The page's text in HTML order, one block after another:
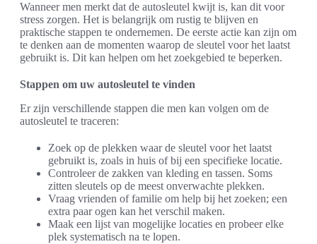
Wanneer men merkt dat de autosleutel kwijt is, kan dit voor
stress zorgen. Het is belangrijk om rustig te blijven en
praktische stappen te ondernemen. De eerste actie kan zijn om
te denken aan de momenten waarop de sleutel voor het laatst
gebruikt is. Dit kan helpen om het zoekgebied te beperken.
Stappen om uw autosleutel te vinden
Er zijn verschillende stappen die men kan volgen om de
autosleutel te traceren:
Zoek op de plekken waar de sleutel voor het laatst
gebruikt is, zoals in huis of bij een specifieke locatie.
Controleer de zakken van kleding en tassen. Soms
zitten sleutels op de meest onverwachte plekken.
Vraag vrienden of familie om help bij het zoeken; een
extra paar ogen kan het verschil maken.
Maak een lijst van mogelijke locaties en probeer elke
plek systematisch na te lopen.